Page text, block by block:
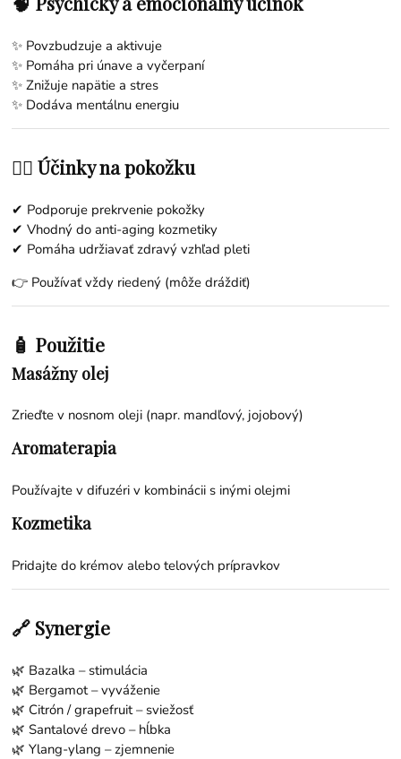
✨ Povzbudzuje a aktivuje
✨ Pomáha pri únave a vyčerpaní
✨ Znižuje napätie a stres
✨ Dodáva mentálnu energiu
💆‍♀️ Účinky na pokožku
✔ Podporuje prekrvenie pokožky
✔ Vhodný do anti-aging kozmetiky
✔ Pomáha udržiavať zdravý vzhľad pleti
👉 Používať vždy riedený (môže dráždiť)
🧴 Použitie
Masážny olej
Zrieďte v nosnom oleji (napr. mandľový, jojobový)
Aromaterapia
Používajte v difuzéri v kombinácii s inými olejmi
Kozmetika
Pridajte do krémov alebo telových prípravkov
🔗 Synergie
🌿 Bazalka – stimulácia
🌿 Bergamot– vyváženie
🌿 Citrón /grapefruit– sviežosť
🌿Santalové drevo – hĺbka
🌿Ylang-ylang – zjemnenie